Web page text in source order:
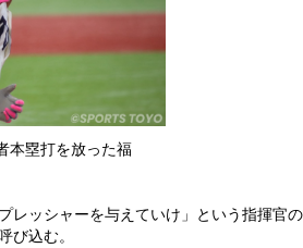
本塁打を放った福
レッシャーを与えていけ」という指揮官
び込む。